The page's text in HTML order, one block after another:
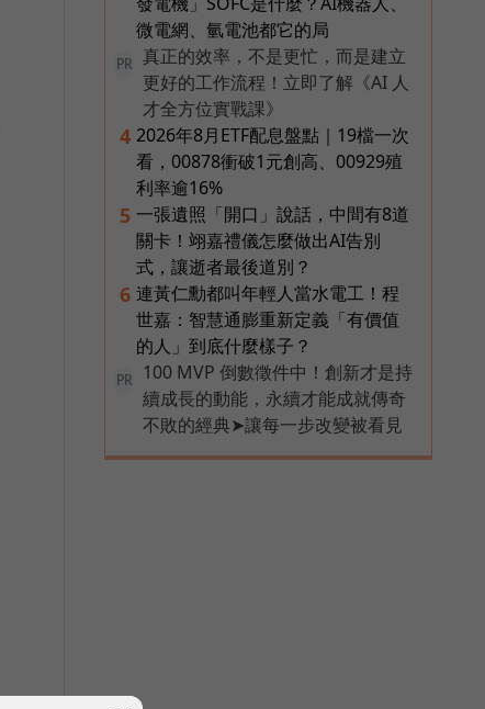
微電網、氫電池都它的局
PR
真正的效率，不是更忙，而是建立
更好的工作流程！立即了解《AI 人
才全方位實戰課》
4 2026年8月ETF配息盤點｜19檔一次
看，00878衝破1元創高、00929殖
利率逾16%
5 一張遺照「開口」說話，中間有8道
關卡！翊嘉禮儀怎麼做出AI告別
式，讓逝者最後道別？
6 連黃仁勳都叫年輕人當水電工！程
世嘉：智慧通膨重新定義「有價值
的人」到底什麼樣子？
PR
100 MVP 倒數徵件中！創新才是持
續成長的動能，永續才能成就傳奇
不敗的經典➤讓每一步改變被看見